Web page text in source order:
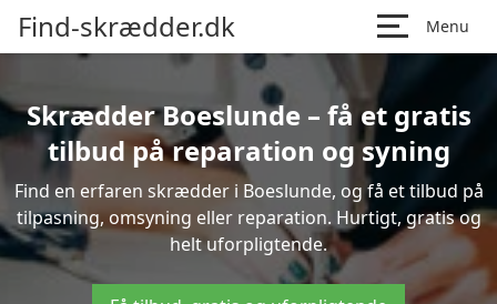
Find-skrædder.dk Menu
Skrædder Boeslunde – få et gratis
tilbud på reparation og syning
Find en erfaren skrædder i Boeslunde, og få et tilbud på
tilpasning, omsyning eller reparation. Hurtigt, gratis og
helt uforpligtende.